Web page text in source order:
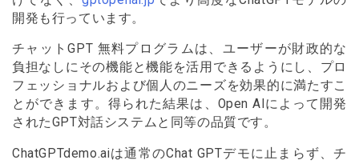
開発も行っています。
チャットGPT 無料プログラムは、ユーザーが財政的な
負担なしにその機能と機能を活用できるようにし、プロ
フェッショナルおよび個人のニーズを効果的に満たすこ
とができます。得られた結果は、Open AIによって開発
されたGPT対話システムと同等の品質です。
ChatGPTdemo.aiは通常のChat GPTデモに止まらず、チ